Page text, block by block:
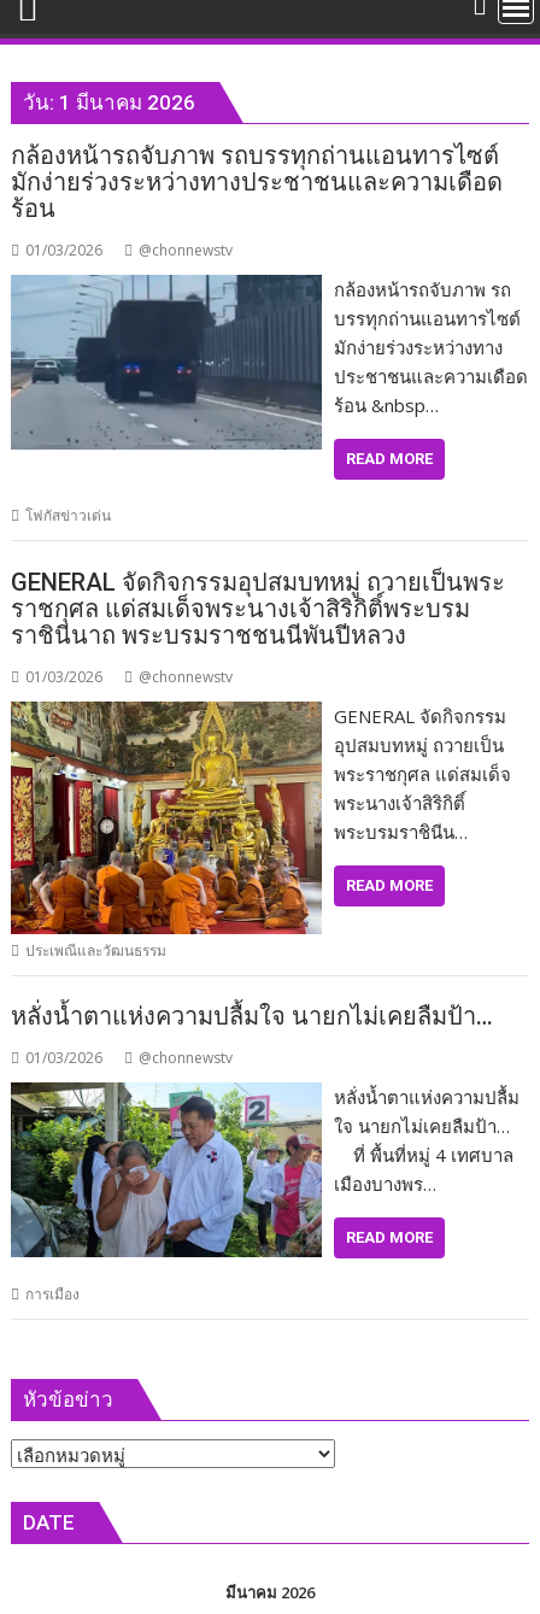
วัน: 1 มีนาคม 2026
กล้องหน้ารถจับภาพ รถบรรทุกถ่านแอนทารไซต์
มักง่ายร่วงระหว่างทางประชาชนและความเดือด
ร้อน
01/03/2026 @chonnewstv
กล้องหน้ารถจับภาพ รถ
บรรทุกถ่านแอนทารไซต์
มักง่ายร่วงระหว่างทาง
ประชาชนและความเดือด
ร้อน &nbsp…
READ MORE
โฟกัสข่าวเด่น
GENERAL จัดกิจกรรมอุปสมบทหมู่ ถวายเป็นพระ
ราชกุศล แด่สมเด็จพระนางเจ้าสิริกิติ์พระบรม
ราชินีนาถ พระบรมราชชนนีพันปีหลวง
01/03/2026 @chonnewstv
GENERAL จัดกิจกรรม
อุปสมบทหมู่ ถวายเป็น
พระราชกุศล แด่สมเด็จ
พระนางเจ้าสิริกิติ์
พระบรมราชินีน…
READ MORE
ประเพณีและวัฒนธรรม
หลั่งน้ำตาแห่งความปลื้มใจ นายกไม่เคยลืมป้า…
01/03/2026 @chonnewstv
หลั่งน้ำตาแห่งความปลื้ม
ใจ นายกไม่เคยลืมป้า…
ที่ พื้นที่หมู่ 4 เทศบาล
เมืองบางพร…
READ MORE
การเมือง
หัวข้อข่าว
หัวข้อ
DATE
มีนาคม 2026